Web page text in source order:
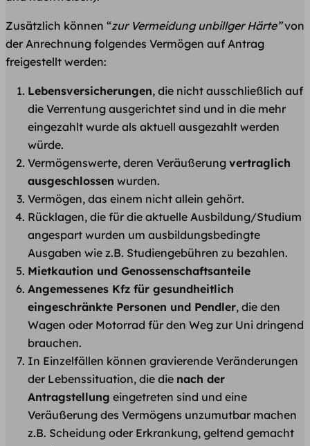
Zusätzlich können “zur Vermeidung unbillger Härte”von
der Anrechnung folgendes Vermögen auf Antrag
freigestellt werden:
Lebensversicherungen, die nicht ausschließlich auf
die Verrentung ausgerichtet sind und in die mehr
eingezahlt wurde als aktuell ausgezahlt werden
würde.
Vermögenswerte, deren Veräußerung vertraglich
ausgeschlossen wurden.
Vermögen, das einem nicht allein gehört.
Rücklagen, die für die aktuelle Ausbildung/Studium
angespart wurden um ausbildungsbedingte
Ausgaben wie z.B. Studiengebühren zu bezahlen.
Mietkaution und Genossenschaftsanteile
Angemessenes Kfz für gesundheitlich
eingeschränkte Personen und Pendler, die den
Wagen oder Motorrad für den Weg zur Uni dringend
brauchen.
In Einzelfällen können gravierende Veränderungen
der Lebenssituation, die die nach der
Antragstellung eingetreten sind und eine
Veräußerung des Vermögens unzumutbar machen
z.B. Scheidung oder Erkrankung, geltend gemacht